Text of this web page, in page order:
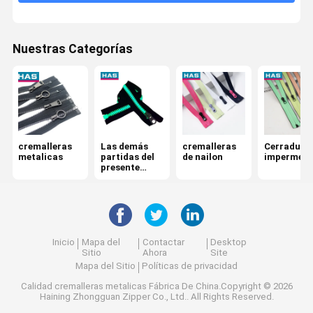
Tapón metálico
Nuestras Categorías
cremalleras
metalicas
Las demás
partidas del
presente
cremalleras
de nailon
Inicio
Mapa del
Sitio
Contactar
Ahora
Desktop
Site
Mapa del Sitio
Políticas de privacidad
Calidad cremalleras metalicas Fábrica De China.Copyright © 2026
Haining Zhongguan Zipper Co., Ltd.. All Rights Reserved.